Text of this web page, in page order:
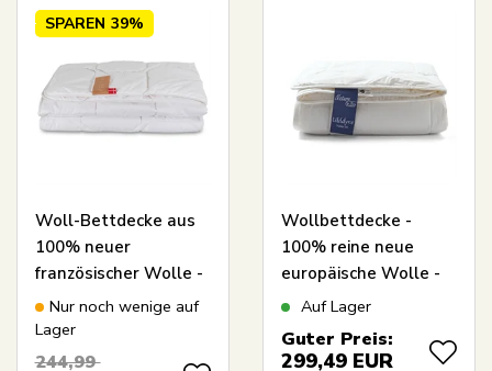
SPAREN 39%
Woll-Bettdecke aus
100% neuer
französischer Wolle -
140x220 cm - LIXRA
Wool Bettdecke -
Leichte
Nur noch wenige auf
Lager
244,99
Wollbettdecke -
100% reine neue
europäische Wolle -
leichte
140x220 cm - Nature
Auf Lager
Guter Preis:
299,49 EUR